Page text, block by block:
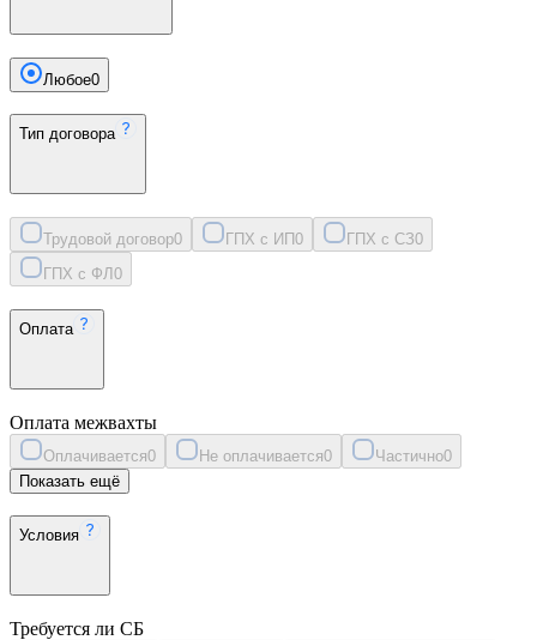
Любое0
Тип договора
Трудовой договор0 ГПХ с ИП0 ГПХ с СЗ0
ГПХ с ФЛ 0
Оплата
Оплата межвахты
Оплачивается0 Не оплачивается0 Частично0
Показать ещё
Условия
Требуется ли СБ